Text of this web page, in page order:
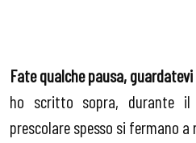
Fate qualche pausa,
ho scritto sopra, durante
prescolare spesso si fermano